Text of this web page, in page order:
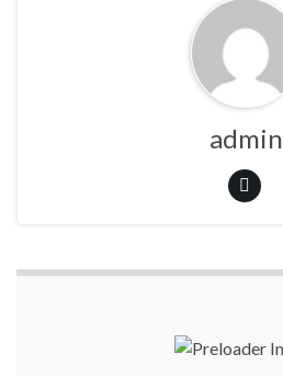
admin